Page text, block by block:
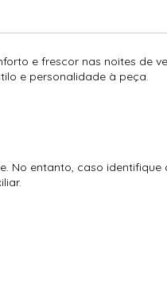
e frescor nas noites de
e personalidade à peça.
entanto, caso